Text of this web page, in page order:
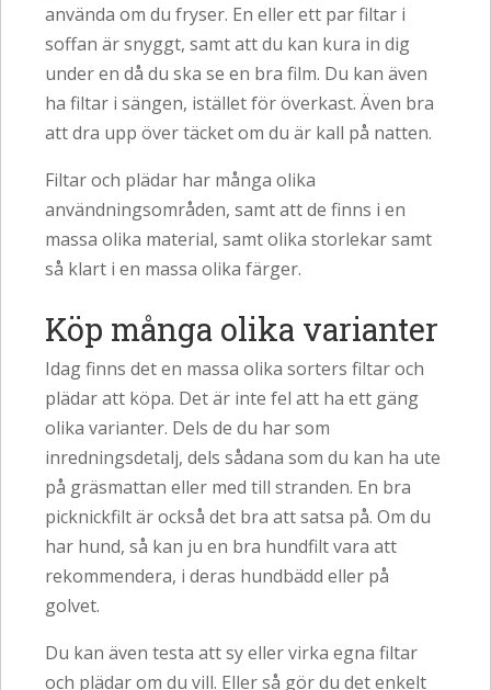
använda om du fryser. En eller ett par filtar i
soffan är snyggt, samt att du kan kura in dig
under en då du ska se en bra film. Du kan även
ha filtar i sängen, istället för överkast. Även bra
att dra upp över täcket om du är kall på natten.
Filtar och plädar har många olika
användningsområden, samt att de finns i en
massa olika material, samt olika storlekar samt
så klart i en massa olika färger.
Köp många olika varianter
Idag finns det en massa olika sorters filtar och
plädar att köpa. Det är inte fel att ha ett gäng
olika varianter. Dels de du har som
inredningsdetalj, dels sådana som du kan ha ute
på gräsmattan eller med till stranden. En bra
picknickfilt är också det bra att satsa på. Om du
har hund, så kan ju en bra hundfilt vara att
rekommendera, i deras hundbädd eller på
golvet.
Du kan även testa att sy eller virka egna filtar
och plädar om du vill. Eller så gör du det enkelt